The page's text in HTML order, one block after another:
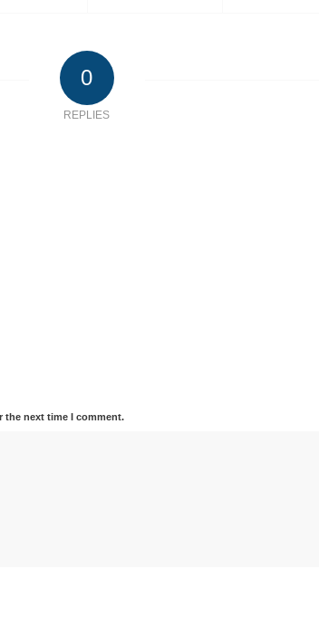
0
REPLIES
the next time I comment.